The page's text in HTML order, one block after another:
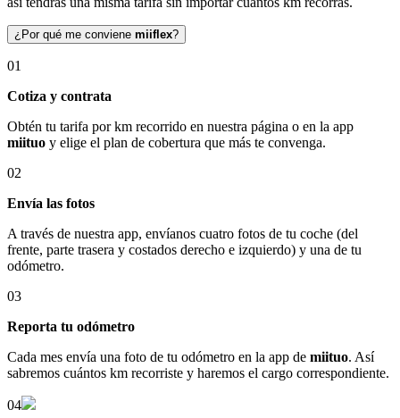
¿Por qué me conviene miiflex?
01
Cotiza y contrata
Obtén tu tarifa por km recorrido en nuestra página o en la app
miituo y elige el plan de cobertura que más te convenga.
02
Envía las fotos
A través de nuestra app, envíanos cuatro fotos de tu coche (del
frente, parte trasera y costados derecho e izquierdo) y una de tu
odómetro.
03
Reporta tu odómetro
Cada mes envía una foto de tu odómetro en la app de miituo. Así
sabremos cuántos km recorriste y haremos el cargo correspondiente.
04